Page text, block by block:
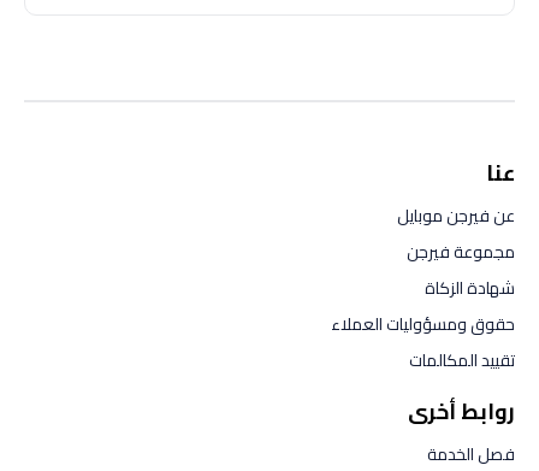
عنا
عن فيرجن موبايل
مجموعة فيرجن
شهادة الزكاة
حقوق ومسؤوليات العملاء
تقييد المكالمات
روابط أخرى
فصل الخدمة